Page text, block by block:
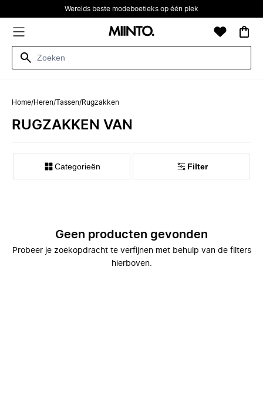
Werelds beste modeboetieks op één plek
Home/Heren/Tassen/Rugzakken
RUGZAKKEN VAN
Categorieën Filter
Geen producten gevonden
Probeer je zoekopdracht te verfijnen met behulp van de filters
hierboven.